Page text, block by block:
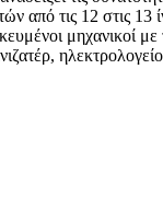
από τις 12 στις
μηχανικοί